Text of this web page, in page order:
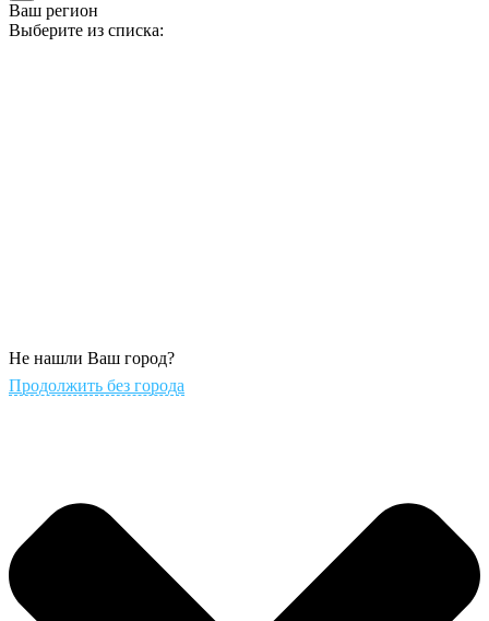
Ваш регион
Выберите из списка:
Не нашли Ваш город?
Продолжить без города